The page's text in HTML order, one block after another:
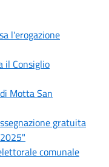
l'erogazione
il Consiglio
Motta San
gratuita
comunale